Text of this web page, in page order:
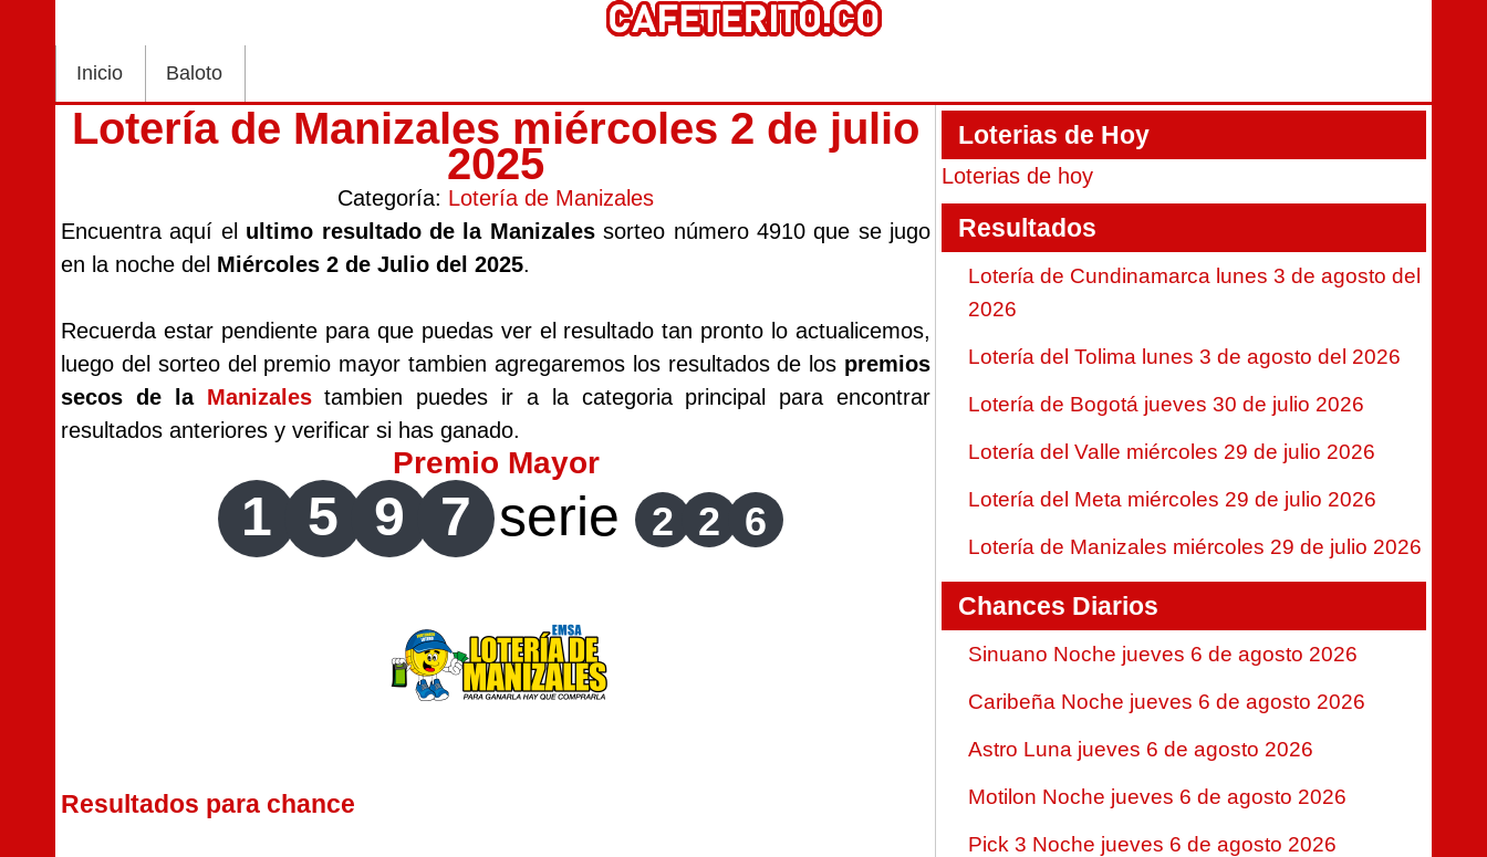
Inicio Baloto
Lotería de Manizales miércoles 2 de julio
2025
Categoría: Lotería de Manizales
Encuentra aquí el ultimo resultado de la Manizalessorteo número 4910 que se jugo
en la noche del Miércoles 2 de Julio del 2025.
Recuerda estar pendiente para que puedas ver el resultado tan pronto lo actualicemos,
luego del sorteo del premio mayor tambien agregaremos los resultados de los premios
secos de la Manizalestambien puedes ir a la categoria principal para encontrar
resultados anteriores y verificar si has ganado.
Premio Mayor
1 5 9 7 serie 2 2 6
Resultados para chance
Loterias de Hoy
Loterias de hoy
Resultados
Lotería de Cundinamarca lunes 3 de agosto del
2026
Lotería del Tolima lunes 3 de agosto del 2026
Lotería de Bogotá jueves 30 de julio 2026
Lotería del Valle miércoles 29 de julio 2026
Lotería del Meta miércoles 29 de julio 2026
Lotería de Manizales miércoles 29 de julio 2026
Chances Diarios
Sinuano Noche jueves 6 de agosto 2026
Caribeña Noche jueves 6 de agosto 2026
Astro Luna jueves 6 de agosto 2026
Motilon Noche jueves 6 de agosto 2026
Pick 3 Noche jueves 6 de agosto 2026